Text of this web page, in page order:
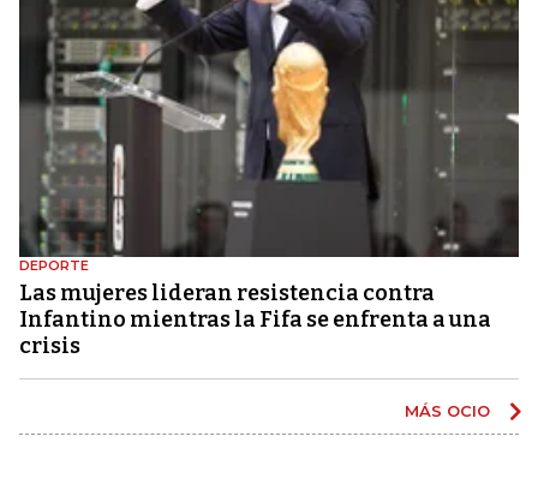
DEPORTE
Las mujeres lideran resistencia contra
Infantino mientras la Fifa se enfrenta a una
crisis
MÁS OCIO